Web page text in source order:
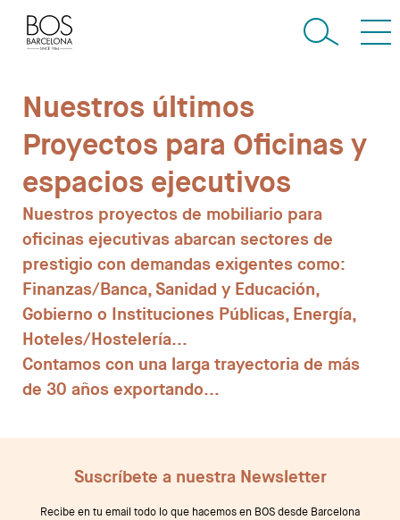
Nuestros últimos
Proyectos para Oficinas y
espacios ejecutivos
Nuestros proyectos de mobiliario para
oficinas ejecutivas abarcan sectores de
prestigio con demandas exigentes como:
Finanzas/Banca, Sanidad y Educación,
Gobierno o Instituciones Públicas, Energía,
Hoteles/Hostelería...
Contamos con una larga trayectoria de más
de 30 años exportando...
Suscríbete a nuestra Newsletter
Recibe en tu email todo lo que hacemos en BOS desde Barcelona